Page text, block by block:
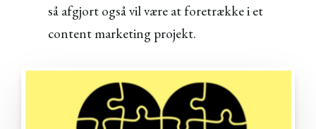
så afgjort også vil være at foretrække i et
content marketing projekt.